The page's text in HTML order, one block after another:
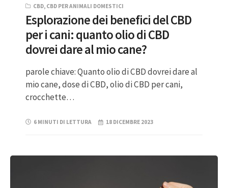
CBD, CBD PER ANIMALI DOMESTICI
Esplorazione dei benefici del CBD
per i cani: quanto olio di CBD
dovrei dare al mio cane?
parole chiave: Quanto olio di CBD dovrei dare al
mio cane, dose di CBD, olio di CBD per cani,
crocchette…
6 MINUTI DI LETTURA 18 DICEMBRE 2023